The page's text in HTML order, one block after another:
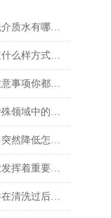
气动高压清洗机清洗介质水有哪些优点
热水高压清洗机通过什么样方式来实现增压呢
管道清洗机的这些注意事项你都落实到位了吗
热水高压清洗机在特殊领域中的应用
热水高压清洗机压力突然降低怎么回事
高压清洗机在各行业发挥着重要的作用
高压清洗机的零部件在清洗过后还需要注意什么